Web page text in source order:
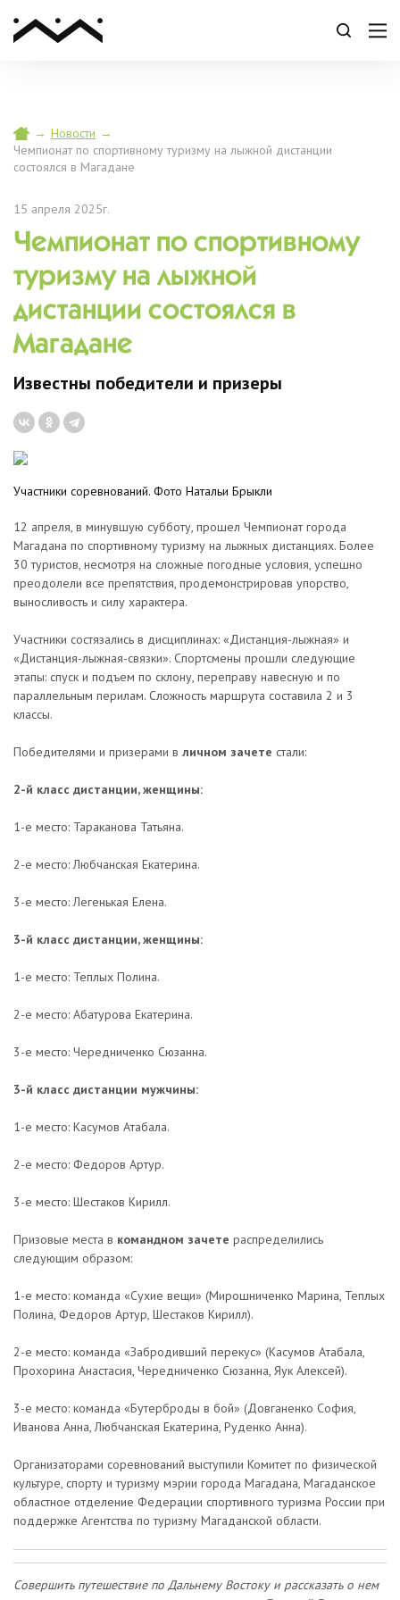
→ Новости →
Чемпионат по спортивному туризму на лыжной дистанции
состоялся в Магадане
15 апреля 2025г.
Чемпионат по спортивному
туризму на лыжной
дистанции состоялся в
Магадане
Известны победители и призеры
Участники соревнований. Фото Натальи Брыкли
12 апреля, в минувшую субботу, прошел Чемпионат города
Магадана по спортивному туризму на лыжных дистанциях. Более
30 туристов, несмотря на сложные погодные условия, успешно
преодолели все препятствия, продемонстрировав упорство,
выносливость и силу характера.
Участники состязались в дисциплинах: «Дистанция-лыжная» и
«Дистанция-лыжная-связки». Спортсмены прошли следующие
этапы: спуск и подъем по склону, переправу навесную и по
параллельным перилам. Сложность маршрута составила 2 и 3
классы.
Победителями и призерами в личном зачете стали:
2-й класс дистанции, женщины:
1-е место: Тараканова Татьяна.
2-е место: Любчанская Екатерина.
3-е место: Легенькая Елена.
3-й класс дистанции, женщины:
1-е место: Теплых Полина.
2-е место: Абатурова Екатерина.
3-е место: Чередниченко Сюзанна.
3-й класс дистанции мужчины:
1-е место: Касумов Атабала.
2-е место: Федоров Артур.
3-е место: Шестаков Кирилл.
Призовые места в командном зачете распределились
следующим образом:
1-е место: команда «Сухие вещи» (Мирошниченко Марина, Теплых
Полина, Федоров Артур, Шестаков Кирилл).
2-е место: команда «Забродивший перекус» (Касумов Атабала,
Прохорина Анастасия, Чередниченко Сюзанна, Яук Алексей).
3-е место: команда «Бутерброды в бой» (Довганенко София,
Иванова Анна, Любчанская Екатерина, Руденко Анна).
Организаторами соревнований выступили Комитет по физической
культуре, спорту и туризму мэрии города Магадана, Магаданское
областное отделение Федерации спортивного туризма России при
поддержке Агентства по туризму Магаданской области.
Совершить путешествие по Дальнему Востоку и рассказать о нем